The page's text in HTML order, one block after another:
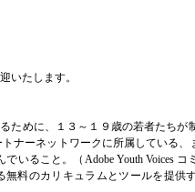
いたします。
ために、１３～１９歳の若者たちが
ナーネットワークに所属している、
いること。（Adobe Youth Voices
料のカリキュラムとツールを提供